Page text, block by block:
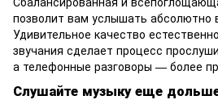
позволит вам услышать абсолютно
Удивительное качество
звучания сделает процесс
а телефонные разговоры — более
Слушайте музыку еще